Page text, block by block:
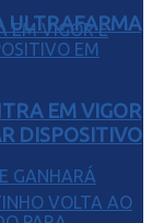
ULTRAFARMA
EM VIGOR
DISPOSITIVO